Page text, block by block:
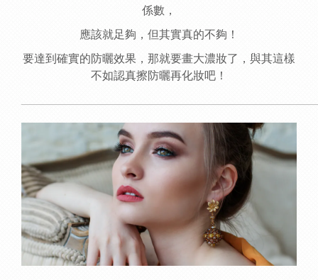
係數，
應該就足夠，但其實真的不夠！
要達到確實的防曬效果，那就要畫大濃妝了，與其這樣
不如認真擦防曬再化妝吧！